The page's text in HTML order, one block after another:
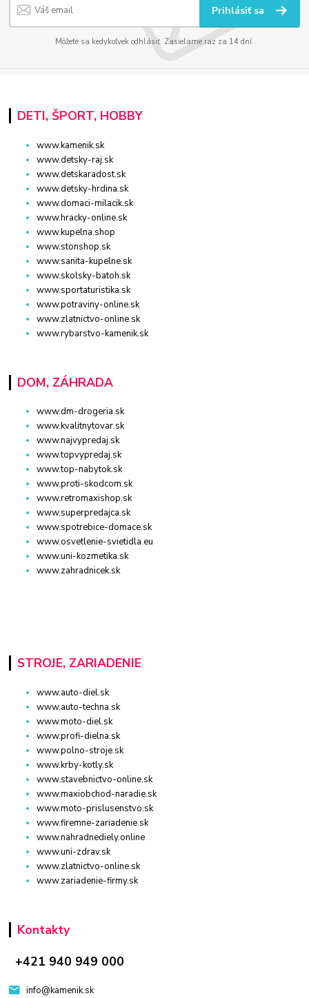
Prihlásiť sa
Môžete sa kedykoľvek odhlásiť. Zasielame raz za 14 dní.
DETI, ŠPORT, HOBBY
www.kamenik.sk
www.detsky-raj.sk
www.detskaradost.sk
www.detsky-hrdina.sk
www.domaci-milacik.sk
www.hracky-online.sk
www.kupelna.shop
www.stonshop.sk
www.sanita-kupelne.sk
www.skolsky-batoh.sk
www.sportaturistika.sk
www.potraviny-online.sk
www.zlatnictvo-online.sk
www.rybarstvo-kamenik.sk
DOM, ZÁHRADA
www.dm-drogeria.sk
www.kvalitnytovar.sk
www.najvypredaj.sk
www.topvypredaj.sk
www.top-nabytok.sk
www.proti-skodcom.sk
www.retromaxishop.sk
www.superpredajca.sk
www.spotrebice-domace.sk
www.osvetlenie-svietidla.eu
www.uni-kozmetika.sk
www.zahradnicek.sk
STROJE, ZARIADENIE
www.auto-diel.sk
www.auto-techna.sk
www.moto-diel.sk
www.profi-dielna.sk
www.polno-stroje.sk
www.krby-kotly.sk
www.stavebnictvo-online.sk
www.maxiobchod-naradie.sk
www.moto-prislusenstvo.sk
www.firemne-zariadenie.sk
www.nahradnediely.online
www.uni-zdrav.sk
www.zlatnictvo-online.sk
www.zariadenie-firmy.sk
Kontakty
+421 940 949 000
info@kamenik.sk